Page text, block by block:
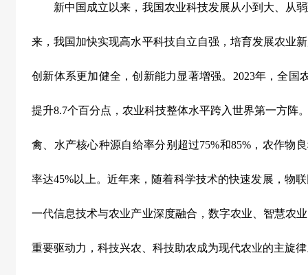
新中国成立以来，我国农业科技发展从小到大、从弱
来，我国加快实现高水平科技自立自强，培育发展农业
创新体系更加健全，创新能力显著增强。 2023年，全国
提升8.7个百分点，农业科技整体水平跨入世界第一方阵
禽、水产核心种源自给率分别超过75%和85% ，农作物
率达45%以上。近年来，随着科学技术的快速发展，物
一代信息技术与农业产业深度融合，数字农业、智慧农
重要驱动力，科技兴农、科技助农成为现代农业的主旋